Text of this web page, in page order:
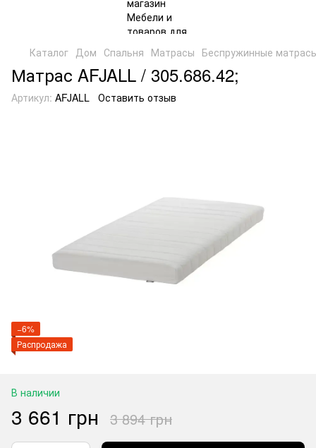
Каталог Дом Спальня Матрасы Беспружинные
Матрас AFJALL / 305.686.42;
Артикул: AFJALL Оставить отзыв
−6%
Распродажа
В наличии
3 661 грн 3 894 грн